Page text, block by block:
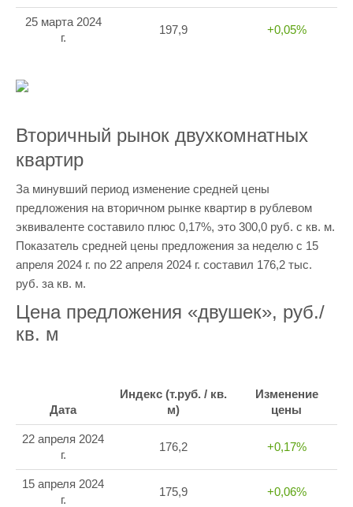
25 марта 2024
г.
197,9 +0,05%
Вторичный рынок двухкомнатных
квартир
За минувший период изменение средней цены
предложения на вторичном рынке квартир в рублевом
эквиваленте составило плюс 0,17%, это 300,0 руб. с кв. м.
Показатель средней цены предложения за неделю с 15
апреля 2024 г. по 22 апреля 2024 г. составил 176,2 тыс.
руб. за кв. м.
Цена предложения «двушек», руб./
кв. м
Дата
Индекс (т.руб. / кв.
м)
Изменение
цены
22 апреля 2024
г.
176,2 +0,17%
15 апреля 2024
г.
175,9 +0,06%